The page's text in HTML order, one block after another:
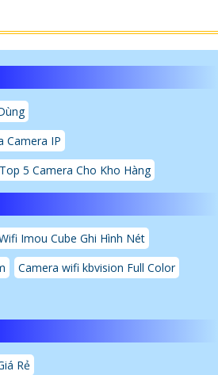
Camera IP
Top 5 Camera Cho Kho Hàng
Imou Cube Ghi Hình Nét
Camera wifi kbvision Full Color
Rẻ